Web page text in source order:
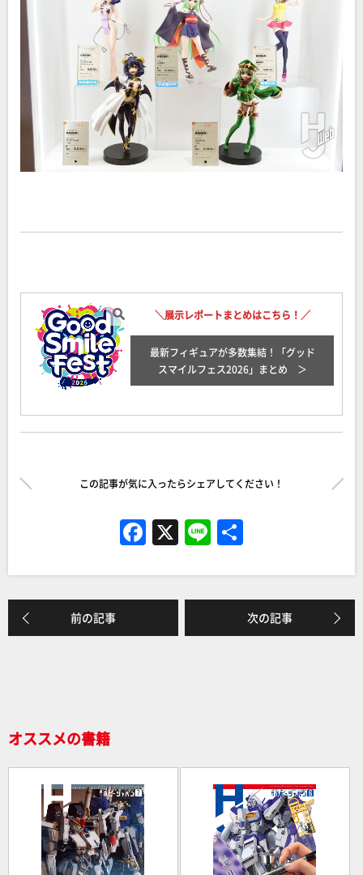
＼展示レポートまとめはこちら！／
最新フィギュアが多数集結！「グッド
スマイルフェス2026」まとめ
この記事が気に入ったらシェアしてください！
F
a
c
e
b
X Li
n
e
前の記事 次の記事
オススメの書籍